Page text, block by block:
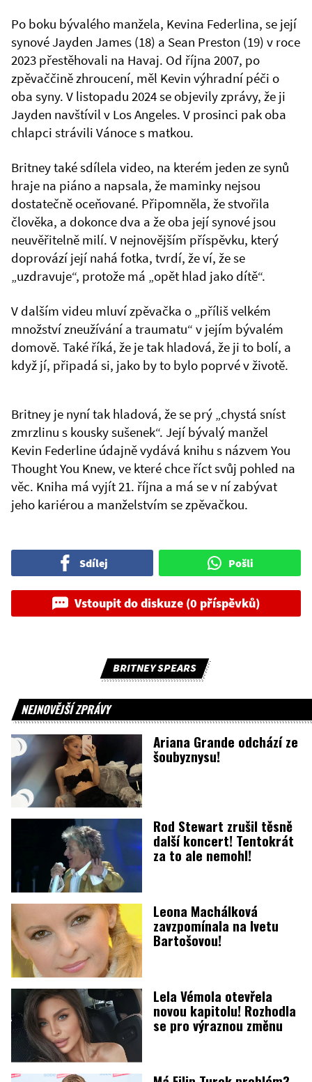
Po boku bývalého manžela, Kevina Federlina, se její
synové Jayden James (18) a Sean Preston (19) v roce
2023 přestěhovali na Havaj. Od října 2007, po
zpěvaččině zhroucení, měl Kevin výhradní péči o
oba syny. V listopadu 2024 se objevily zprávy, že ji
Jayden navštívil v Los Angeles. V prosinci pak oba
chlapci strávili Vánoce s matkou.
Britney také sdílela video, na kterém jeden ze synů
hraje na piáno a napsala, že maminky nejsou
dostatečně oceňované. Připomněla, že stvořila
člověka, a dokonce dva a že oba její synové jsou
neuvěřitelně milí. V nejnovějším příspěvku, který
doprovází její nahá fotka, tvrdí, že ví, že se
„uzdravuje“, protože má „opět hlad jako dítě“.
V dalším videu mluví zpěvačka o „příliš velkém
množství zneužívání a traumatu“ v jejím bývalém
domově. Také říká, že je tak hladová, že ji to bolí, a
když jí, připadá si, jako by to bylo poprvé v životě.
Britney je nyní tak hladová, že se prý „chystá sníst
zmrzlinu s kousky sušenek“. Její bývalý manžel
Kevin Federline údajně vydává knihu s názvem You
Thought You Knew, ve které chce říct svůj pohled na
věc. Kniha má vyjít 21. října a má se v ní zabývat
jeho kariérou a manželstvím se zpěvačkou.
Sdílej Pošli
Vstoupit do diskuze (0 příspěvků)
BRITNEY SPEARS
NEJNOVĚJŠÍ ZPRÁVY
Ariana Grande odchází ze
šoubyznysu!
Rod Stewart zrušil těsně
další koncert! Tentokrát
za to ale nemohl!
Leona Machálková
zavzpomínala na Ivetu
Bartošovou!
Lela Vémola otevřela
novou kapitolu! Rozhodla
se pro výraznou změnu